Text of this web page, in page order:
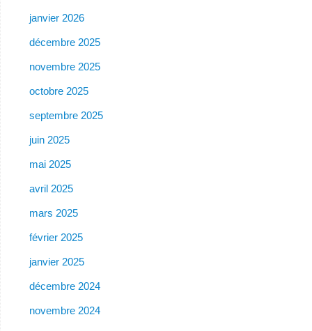
janvier 2026
décembre 2025
novembre 2025
octobre 2025
septembre 2025
juin 2025
mai 2025
avril 2025
mars 2025
février 2025
janvier 2025
décembre 2024
novembre 2024